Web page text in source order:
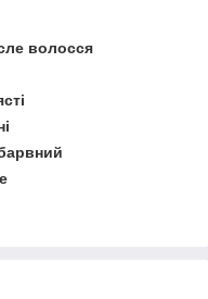
волосся